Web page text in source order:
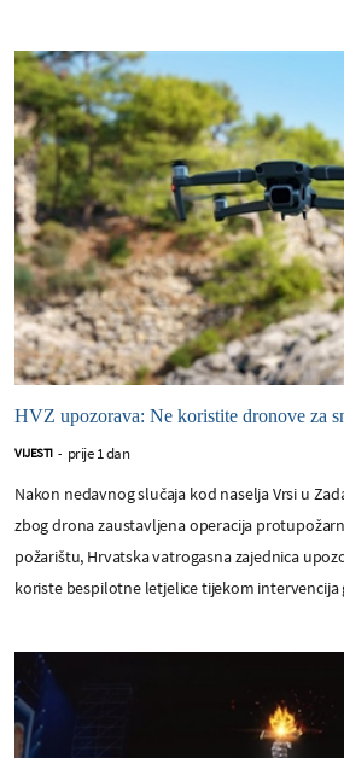
HVZ upozorava: Ne koristite dronove za
VIJESTI - prije 1 dan
Nakon nedavnog slučaja kod naselja Vrsi u
zbog drona zaustavljena operacija
požarištu, Hrvatska vatrogasna zajednica
koriste bespilotne letjelice tijekom intervencija